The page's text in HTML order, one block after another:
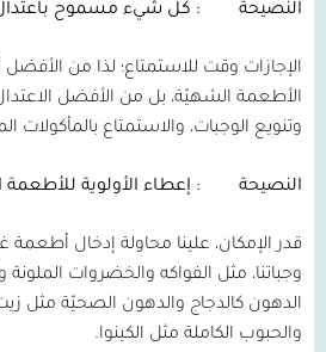
النصيحة : كل شيء مسموح
الإجازات وقت للاستمتاع؛ لذا من الأفضل
الأطعمة الشهيّة، بل من الأفضل
وتنويع الوجبات، والاستمتاع بالمأكولات
النصيحة : إعطاء الأولوية للأطعمة
قدر الإمكان، علينا محاولة إدخال أطعمة
وجباتنا، مثل الفواكه والخضروات الملونة
الدهون كالدجاج والدهون الصحيّة مثل زيت
والحبوب الكاملة مثل الكينوا.